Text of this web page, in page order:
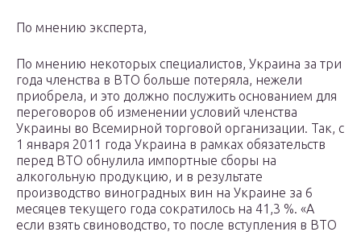
По мнению эксперта,
По мнению некоторых специалистов, Украина за три
года членства в ВТО больше потеряла, нежели
приобрела, и это должно послужить основанием для
переговоров об изменении условий членства
Украины во Всемирной торговой организации. Так, с
1 января 2011 года Украина в рамках обязательств
перед ВТО обнулила импортные сборы на
алкогольную продукцию, и в результате
производство виноградных вин на Украине за 6
месяцев текущего года сократилось на 41,3 %. «А
если взять свиноводство, то после вступления в ВТО